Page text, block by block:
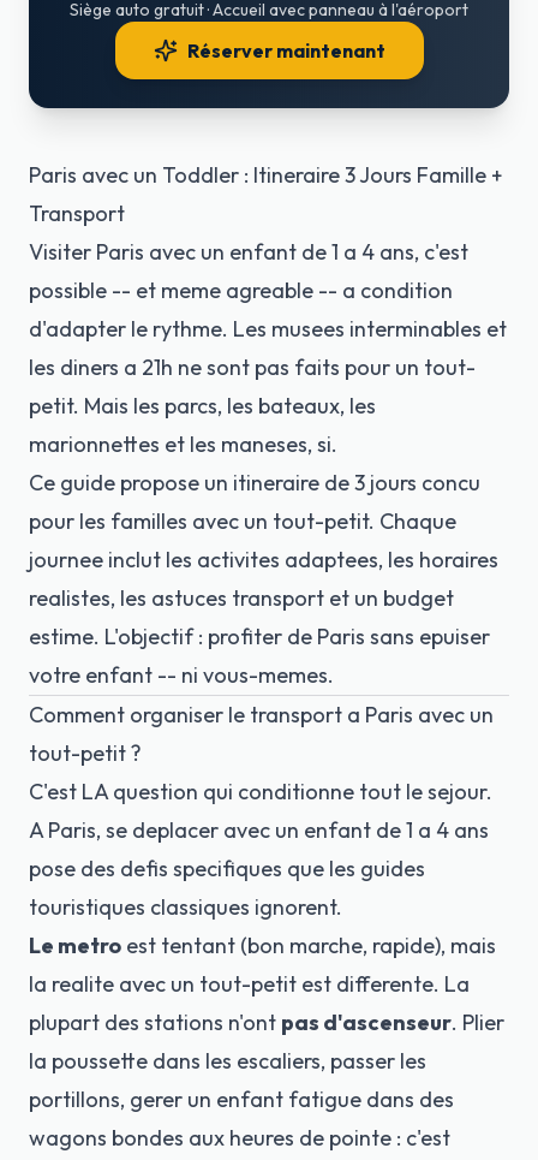
Siège auto gratuit · Accueil avec panneau à l'aéroport
Réserver maintenant
Paris avec un Toddler : Itineraire 3 Jours Famille +
Transport
Visiter Paris avec un enfant de 1 a 4 ans, c'est
possible -- et meme agreable -- a condition
d'adapter le rythme. Les musees interminables et
les diners a 21h ne sont pas faits pour un tout-
petit. Mais les parcs, les bateaux, les
marionnettes et les maneses, si.
Ce guide propose un itineraire de 3 jours concu
pour les familles avec un tout-petit. Chaque
journee inclut les activites adaptees, les horaires
realistes, les astuces transport et un budget
estime. L'objectif : profiter de Paris sans epuiser
votre enfant -- ni vous-memes.
Comment organiser le transport a Paris avec un
tout-petit ?
C'est LA question qui conditionne tout le sejour.
A Paris, se deplacer avec un enfant de 1 a 4 ans
pose des defis specifiques que les guides
touristiques classiques ignorent.
Le metro est tentant (bon marche, rapide), mais
la realite avec un tout-petit est differente. La
plupart des stations n'ont pas d'ascenseur. Plier
la poussette dans les escaliers, passer les
portillons, gerer un enfant fatigue dans des
wagons bondes aux heures de pointe : c'est